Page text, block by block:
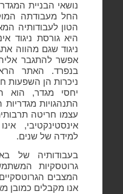
נושאי הבניית
החל מעבודתה
הטון לעבודותיה
היא גורסת ניגוד
ניגוד שגם מהווה
אפשר להתגבר
בנפרד. האתר
ניכרות הן השפעות
יחסי מגדר, הוא
התנהגויות
עצמו חריטה
אינסטינקטיבי,
למידה של שנים.
בעבודותיה של
גרוטסקיות
המצבים
אנו מקבלים כמובן